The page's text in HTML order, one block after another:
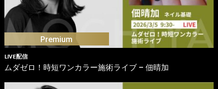
LIVE配信
ムダゼロ！時短ワンカラー施術ライブ – 佃晴加